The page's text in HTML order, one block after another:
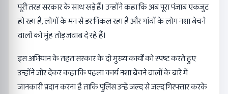
पूरी तरह सरकार के साथ खड़े हैं। उन्होंने कहा कि अब पूरा पंजाब एकजुट
हो रहा है, लोगों के मन से डर निकल रहा है और गांवों के लोग नशा बेचने
वालों को मुंह तोड़ जवाब दे रहे हैं।
इस अभियान के तहत सरकार के दो मुख्य कार्यों को स्पष्ट करते हुए
उन्होंने जोर देकर कहा कि पहला कार्य नशा बेचने वालों के बारे में
जानकारी प्रदान करना है ताकि पुलिस उन्हें जल्द से जल्द गिरफ्तार करके